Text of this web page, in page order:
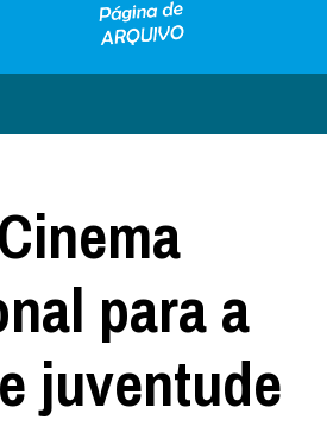
para a
juventude